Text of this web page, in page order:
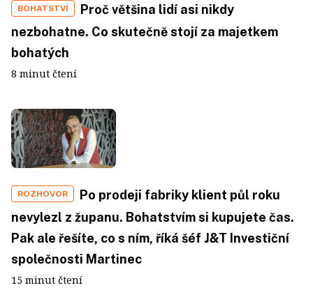
BOHATSTVÍ
Proč většina lidí asi nikdy
nezbohatne. Co skutečně stojí za majetkem
bohatých
8 minut čtení
ROZHOVOR
Po prodeji fabriky klient půl roku
nevylezl z županu. Bohatstvím si kupujete čas.
Pak ale řešíte, co s ním, říká šéf J&T Investiční
společnosti Martinec
15 minut čtení